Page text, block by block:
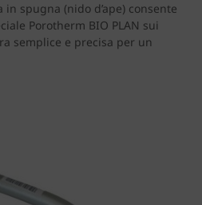
spugna (nido d’ape) consente
Porotherm BIO PLAN sui
semplice e precisa per un